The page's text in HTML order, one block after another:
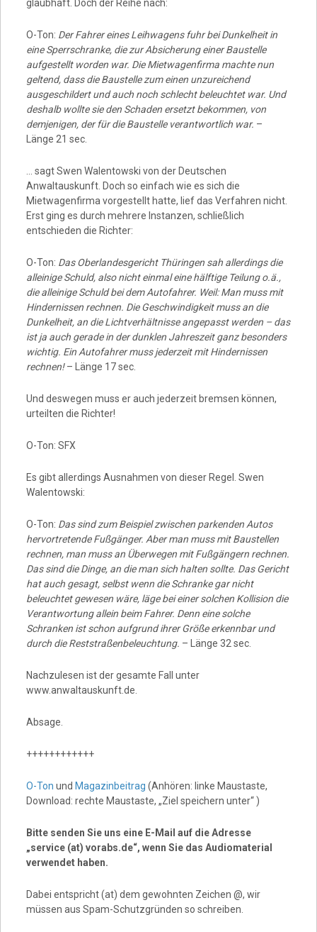
glaubhaft. Doch der Reihe nach:
O-Ton: Der Fahrer eines Leihwagens fuhr bei Dunkelheit in
eine Sperrschranke, die zur Absicherung einer Baustelle
aufgestellt worden war. Die Mietwagenfirma machte nun
geltend, dass die Baustelle zum einen unzureichend
ausgeschildert und auch noch schlecht beleuchtet war. Und
deshalb wollte sie den Schaden ersetzt bekommen, von
demjenigen, der für die Baustelle verantwortlich war. –
Länge 21 sec.
… sagt Swen Walentowski von der Deutschen
Anwaltauskunft. Doch so einfach wie es sich die
Mietwagenfirma vorgestellt hatte, lief das Verfahren nicht.
Erst ging es durch mehrere Instanzen, schließlich
entschieden die Richter:
O-Ton: Das Oberlandesgericht Thüringen sah allerdings die
alleinige Schuld, also nicht einmal eine hälftige Teilung o.ä.,
die alleinige Schuld bei dem Autofahrer. Weil: Man muss mit
Hindernissen rechnen. Die Geschwindigkeit muss an die
Dunkelheit, an die Lichtverhältnisse angepasst werden – das
ist ja auch gerade in der dunklen Jahreszeit ganz besonders
wichtig. Ein Autofahrer muss jederzeit mit Hindernissen
rechnen!– Länge 17 sec.
Und deswegen muss er auch jederzeit bremsen können,
urteilten die Richter!
O-Ton: SFX
Es gibt allerdings Ausnahmen von dieser Regel. Swen
Walentowski:
O-Ton: Das sind zum Beispiel zwischen parkenden Autos
hervortretende Fußgänger. Aber man muss mit Baustellen
rechnen, man muss an Überwegen mit Fußgängern rechnen.
Das sind die Dinge, an die man sich halten sollte. Das Gericht
hat auch gesagt, selbst wenn die Schranke gar nicht
beleuchtet gewesen wäre, läge bei einer solchen Kollision die
Verantwortung allein beim Fahrer. Denn eine solche
Schranken ist schon aufgrund ihrer Größe erkennbar und
durch die Reststraßenbeleuchtung. – Länge 32 sec.
Nachzulesen ist der gesamte Fall unter
www.anwaltauskunft.de.
Absage.
++++++++++++
O-Ton und Magazinbeitrag (Anhören: linke Maustaste,
Download: rechte Maustaste, „Ziel speichern unter“ )
Bitte senden Sie uns eine E-Mail auf die Adresse
„service (at) vorabs.de“, wenn Sie das Audiomaterial
verwendet haben.
Dabei entspricht (at) dem gewohnten Zeichen @, wir
müssen aus Spam-Schutzgründen so schreiben.